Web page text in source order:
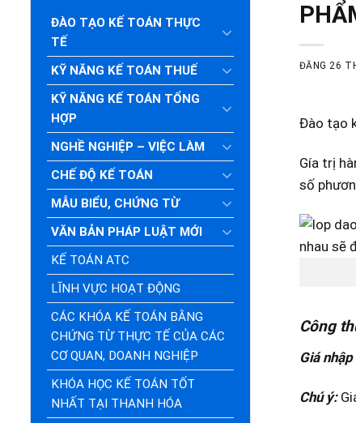
ĐÀO TẠO KẾ TOÁN THỰC
TẾ
KỸ NĂNG KẾ TOÁN THUẾ
KỸ NĂNG KẾ TOÁN TỔNG
HỢP
NGHỀ NGHIỆP – VIỆC LÀM
CHẾ ĐỘ KẾ TOÁN
MẪU BIỂU, CHỨNG TỪ
VĂN BẢN PHÁP LUẬT MỚI
KẾ TOÁN ATC
LĨNH VỰC HOẠT ĐỘNG
CÁC KHÓA KẾ TOÁN BẰNG
CHỨNG TỪ THỰC TẾ CỦA CÁC
CƠ QUAN, DOANH NGHIỆP
KHÓA HỌC KẾ TOÁN TỐT
NHẤT TẠI THANH HÓA
ĐĂNG26
Đào tạo
Gía trị
số
Công
Giá
Chú ý: